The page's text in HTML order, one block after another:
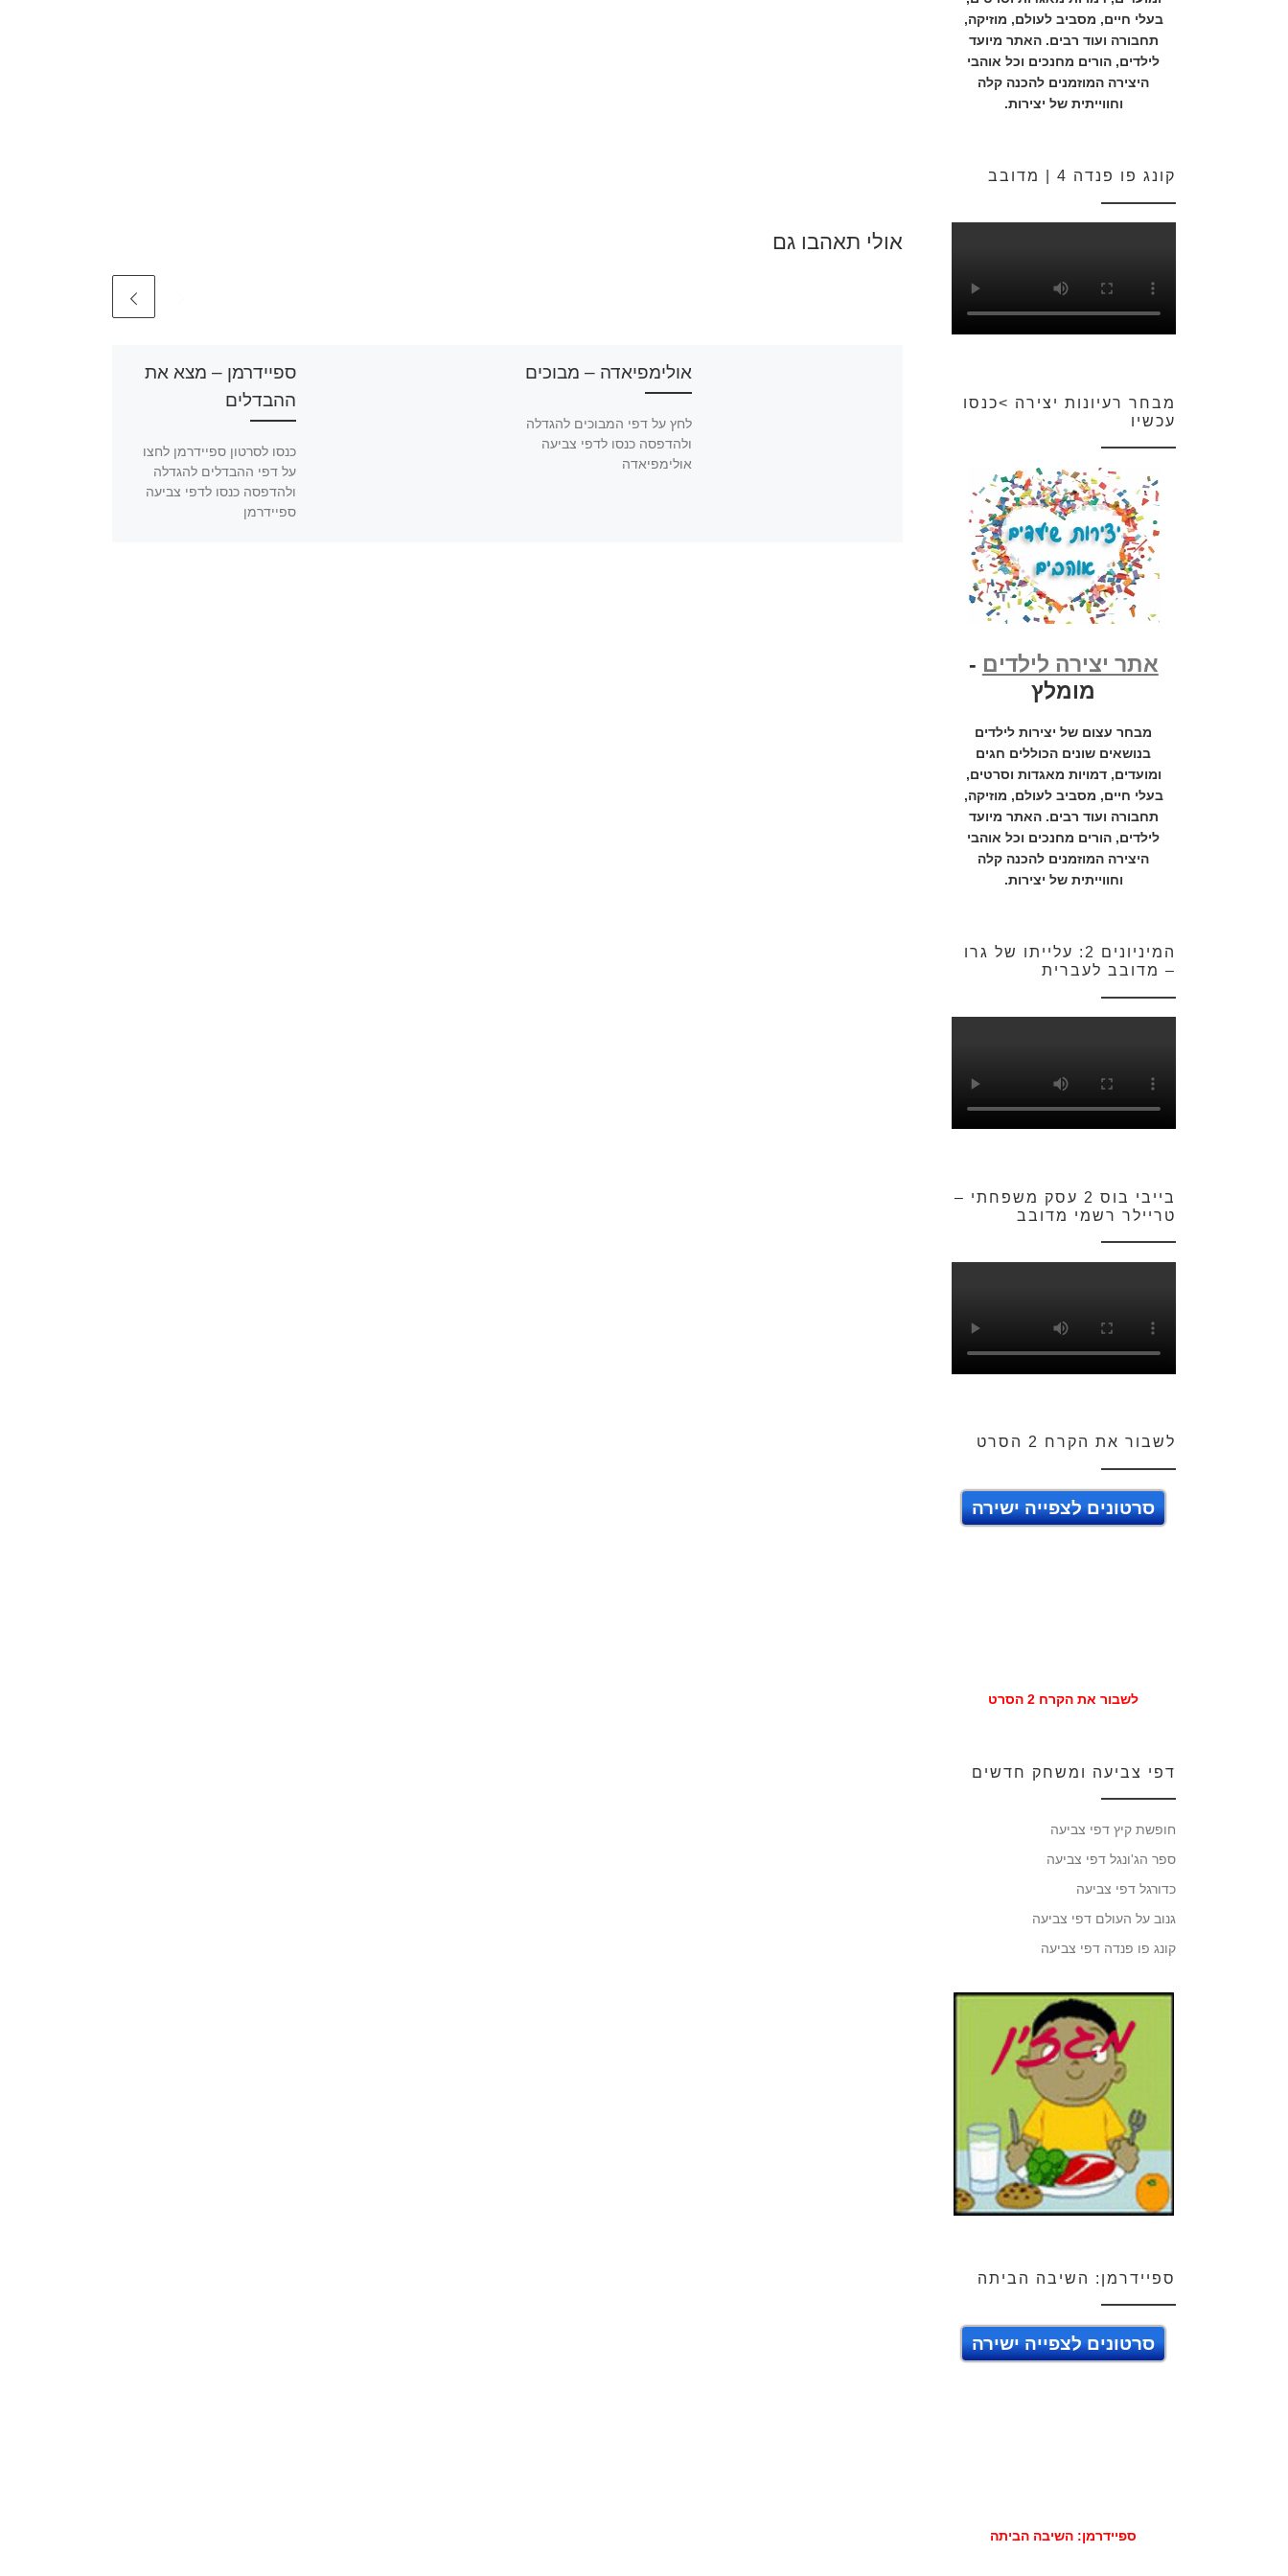
אולי תאהבו גם
אולימפיאדה – מבוכים
לחץ על דפי המבוכים להגדלה
ולהדפסה כנסו לדפי צביעה
אולימפיאדה
ספיידרמן – מצא את
ההבדלים
כנסו לסרטון ספיידרמן לחצו
על דפי ההבדלים להגדלה
ולהדפסה כנסו לדפי צביעה
ספיידרמן
בעלי חיים, מסביב לעולם, מוזיקה,
תחבורה ועוד רבים. האתר מיועד
לילדים, הורים מחנכים וכל אוהבי
היצירה המוזמנים להכנה קלה
וחווייתית של יצירות.
קונג פו פנדה 4 | מדובב
מבחר רעיונות יצירה >כנסו
עכשיו
אתר יצירה לילדים -
מומלץ
מבחר עצום של יצירות לילדים
בנושאים שונים הכוללים חגים
ומועדים, דמויות מאגדות וסרטים,
בעלי חיים, מסביב לעולם, מוזיקה,
תחבורה ועוד רבים. האתר מיועד
לילדים, הורים מחנכים וכל אוהבי
היצירה המוזמנים להכנה קלה
וחווייתית של יצירות.
המיניונים 2: עלייתו של גרו
– מדובב לעברית
בייבי בוס 2 עסק משפחתי –
טריילר רשמי מדובב
לשבור את הקרח 2 הסרט
סרטונים לצפייה ישירה
לשבור את הקרח 2 הסרט
דפי צביעה ומשחק חדשים
חופשת קיץ דפי צביעה
ספר הג'ונגל דפי צביעה
כדורגל דפי צביעה
גנוב על העולם דפי צביעה
קונג פו פנדה דפי צביעה
ספיידרמן: השיבה הביתה
סרטונים לצפייה ישירה
ספיידרמן: השיבה הביתה